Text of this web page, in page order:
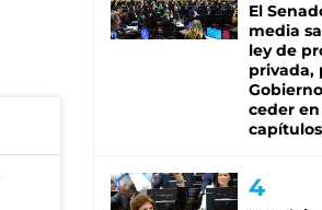
El
media
ley de
privada,
ceder
capítulos